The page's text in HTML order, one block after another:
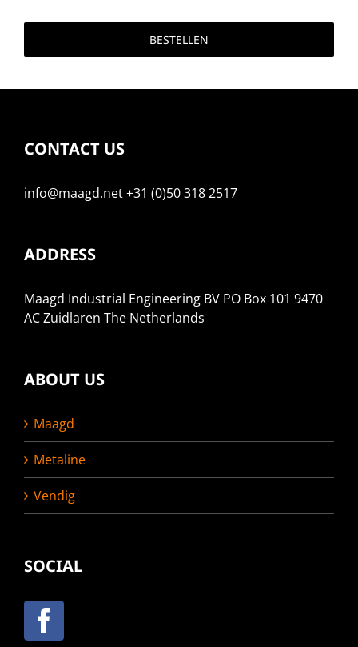
BESTELLEN
CONTACT US
info@maagd.net +31 (0)50 318 2517
ADDRESS
Maagd Industrial Engineering BV PO Box 101 9470
AC Zuidlaren The Netherlands
ABOUT US
Maagd
Metaline
Vendig
SOCIAL